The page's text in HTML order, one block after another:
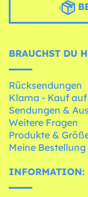
BRAUCHST DU
Rücksendungen
Klarna - Kauf
Sendungen &
Weitere Fragen
Produkte &
Meine Bestellung
INFORMATION: